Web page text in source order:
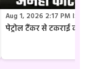
Aug 1, 2026 2:17 PM IST
पेट्रोल टैंकर से टकराई